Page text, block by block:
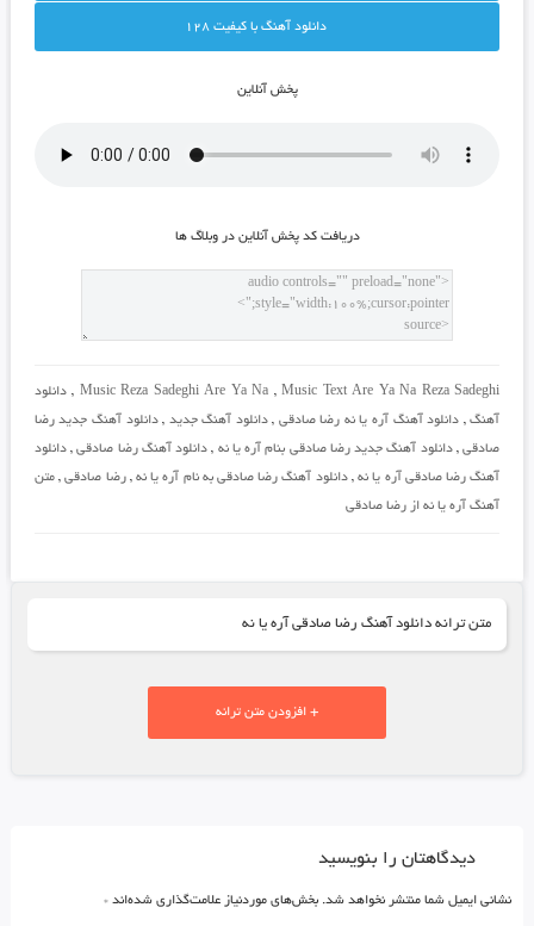
دانلود آهنگ با کيفيت 128
پخش آنلاين
دريافت کد پخش آنلاين در وبلاگ ها
Music Reza Sadeghi Are Ya Na ,Music Text Are Ya Na Reza Sadeghi
,دانلود
آهنگ, دانلود آهنگ آره یا نه رضا صادقی ,دانلود آهنگ جدید ,دانلود آهنگ جدید رضا
صادقی,دانلود آهنگ جدید رضا صادقی بنام آره یا نه , دانلود آهنگ رضا صادقی,دانلود
آهنگ رضا صادقی آره یا نه,دانلود آهنگ رضا صادقی به نام آره یا نه ,رضا صادقی,متن
آهنگ آره یا نه از رضا صادقی
متن ترانه دانلود آهنگ رضا صادقی آره یا نه
+ افزودن متن ترانه
دیدگاهتان را بنویسید
نشانی ایمیل شما منتشر نخواهد شد. بخش‌های موردنیاز علامت‌گذاری شده‌اند *